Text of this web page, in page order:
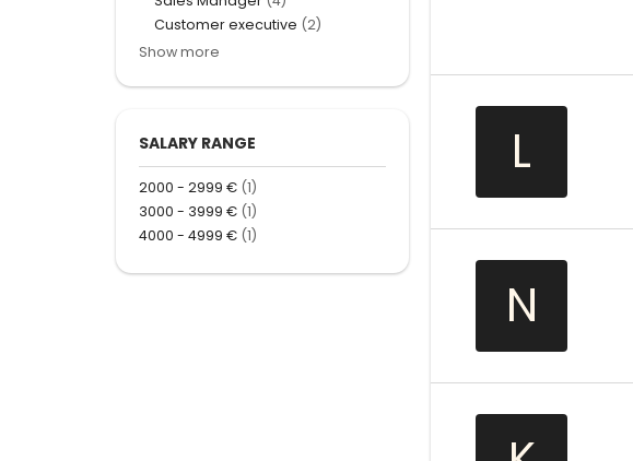
L
N
Customer executive (2)
Show more
SALARY RANGE
2000 - 2999 € (1)
3000 - 3999 € (1)
4000 - 4999 € (1)